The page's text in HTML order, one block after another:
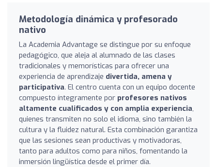
Metodología dinámica y profesorado
nativo
La Academia Advantage se distingue por su enfoque
pedagógico, que aleja al alumnado de las clases
tradicionales y memorísticas para ofrecer una
experiencia de aprendizaje divertida, amena y
participativa. El centro cuenta con un equipo docente
compuesto íntegramente por profesores nativos
altamente cualificados y con amplia experiencia,
quienes transmiten no solo el idioma, sino también la
cultura y la fluidez natural. Esta combinación garantiza
que las sesiones sean productivas y motivadoras,
tanto para adultos como para niños, fomentando la
inmersión lingüística desde el primer día.